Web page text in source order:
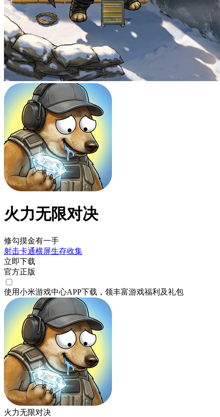
火力无限对决
修勾摸金有一手
射击卡通横屏生存收集
立即下载
官方正版
使用小米游戏中心APP下载 ，领丰富游戏福利 及礼包
火力无限对决